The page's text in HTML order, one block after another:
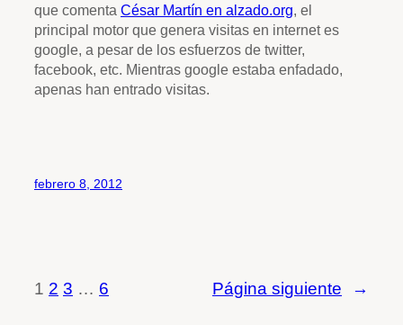
que comenta César Martín en alzado.org, el
principal motor que genera visitas en internet es
google, a pesar de los esfuerzos de twitter,
facebook, etc. Mientras google estaba enfadado,
apenas han entrado visitas.
febrero 8, 2012
1 2 3 … 6 Página siguiente →